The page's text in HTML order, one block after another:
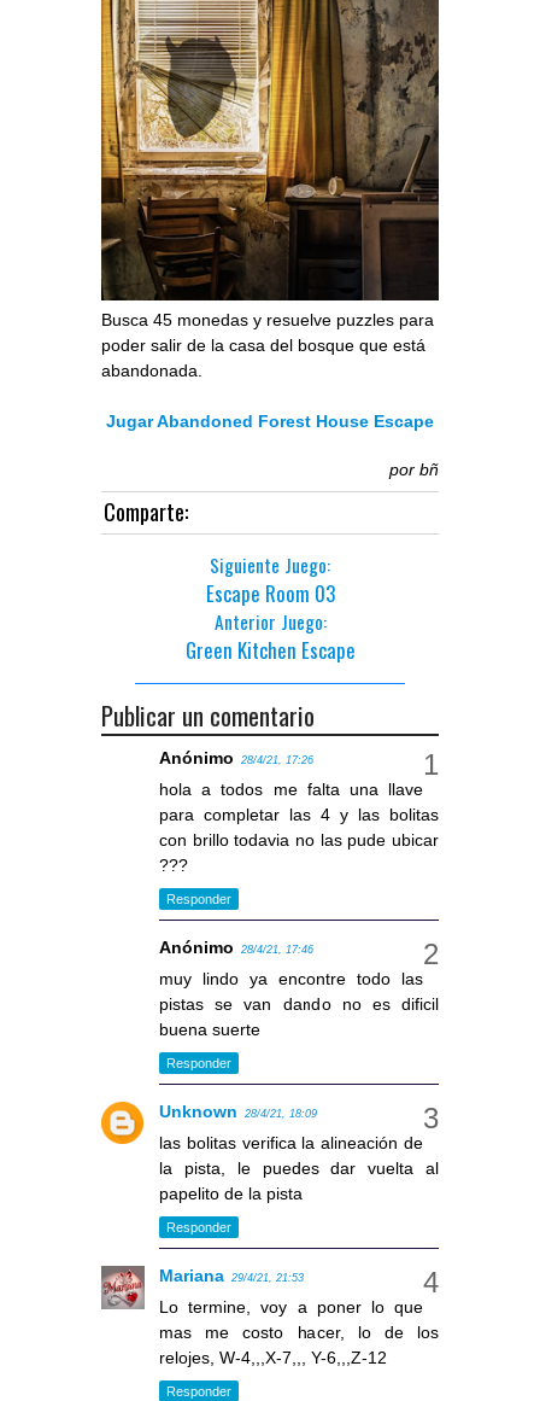
Busca 45 monedas y resuelve puzzles para
poder salir de la casa del bosque que está
abandonada.
Jugar Abandoned Forest House Escape
por bñ
Comparte:
Siguiente Juego:
Escape Room 03
Anterior Juego:
Green Kitchen Escape
Publicar un comentario
Anónimo 28/4/21, 17:26
hola a todos me falta una llave
para completar las 4 y las bolitas
con brillo todavia no las pude ubicar
???
Responder
Anónimo 28/4/21, 17:46
muy lindo ya encontre todo las
pistas se van dando no es dificil
buena suerte
Responder
Unknown 28/4/21, 18:09
las bolitas verifica la alineación de
la pista, le puedes dar vuelta al
papelito de la pista
Responder
Mariana 29/4/21, 21:53
Lo termine, voy a poner lo que
mas me costo hacer, lo de los
relojes, W-4,,,X-7,,, Y-6,,,Z-12
Responder